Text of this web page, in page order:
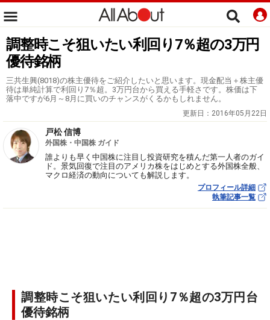
調整時こそ狙いたい利回り7％超の3万円
優待銘柄
三共生興(8018)の株主優待をご紹介したいと思います。現金配当＋株主優
待は単純計算で利回り7％超。3万円台から買える手軽さです。株価は下
落中ですが6月～8月に買いのチャンスがくるかもしれません。
更新日： 2016年05月22日
戸松 信博
外国株・中国株 ガイド
誰よりも早く中国株に注目し投資研究を積んだ第一人者のガイ
ド。景気回復で注目のアメリカ株をはじめとする外国株全般、
マクロ経済の動向についても解説します。
プロフィール詳細
執筆記事一覧
調整時こそ狙いたい利回り7％超の3万円台
優待銘柄